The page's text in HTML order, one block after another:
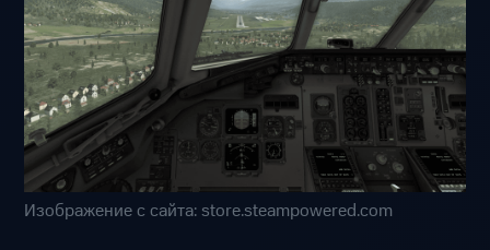
Изображение с сайта: store.steampowered.com